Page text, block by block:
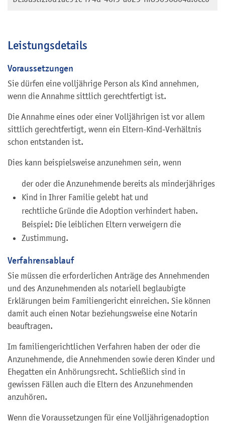
Leistungsdetails
Voraussetzungen
Sie dürfen eine volljährige Person als Kind annehmen,
wenn die Annahme sittlich gerechtfertigt ist.
Die Annahme eines oder einer Volljährigen ist vor allem
sittlich gerechtfertigt, wenn ein Eltern-Kind-Verhältnis
schon entstanden ist.
Dies kann beispielsweise anzunehmen sein, wenn
der oder die Anzunehmende bereits als minderjähriges
Kind in Ihrer Familie gelebt hat und
rechtliche Gründe die Adoption verhindert haben.
Beispiel: Die leiblichen Eltern verweigern die
Zustimmung.
Verfahrensablauf
Sie müssen die erforderlichen Anträge des Annehmenden
und des Anzunehmenden als notariell beglaubigte
Erklärungen beim Familiengericht einreichen. Sie können
damit auch einen Notar beziehungsweise eine Notarin
beauftragen.
Im familiengerichtlichen Verfahren haben der oder die
Anzunehmende, die Annehmenden sowie deren Kinder und
Ehegatten ein Anhörungsrecht. Schließlich sind in
gewissen Fällen auch die Eltern des Anzunehmenden
anzuhören.
Wenn die Voraussetzungen für eine Volljährigenadoption